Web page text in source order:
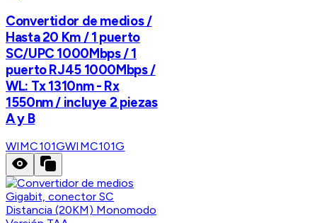
Convertidor de medios /
Hasta 20 Km / 1 puerto
SC/UPC 1000Mbps / 1
puerto RJ45 1000Mbps /
WL: Tx 1310nm - Rx
1550nm / incluye 2 piezas
A y B
WIMC101GWIMC101G